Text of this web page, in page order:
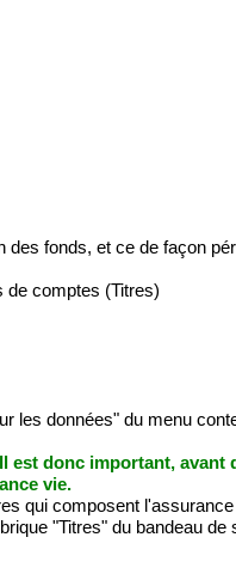
fonds, et ce de façon
de comptes (Titres)
les données" du menu
donc important,
vie.
qui composent l'assurance
"Titres" du bandeau